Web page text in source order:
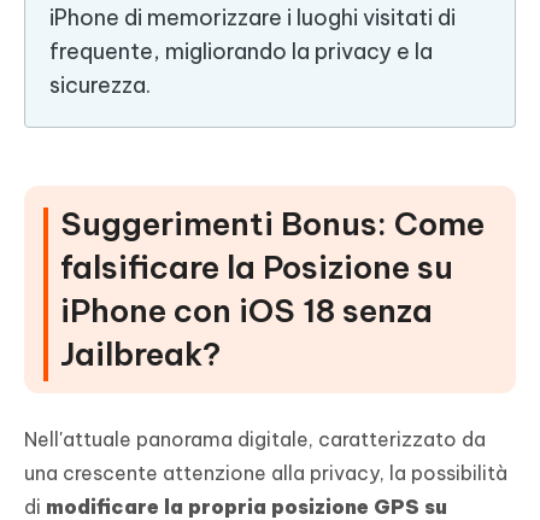
iPhone di memorizzare i luoghi visitati di
frequente, migliorando la privacy e la
sicurezza.
Suggerimenti Bonus: Come
falsificare la Posizione su
iPhone con iOS 18 senza
Jailbreak?
Nell'attuale panorama digitale, caratterizzato da
una crescente attenzione alla privacy, la possibilità
di modificare la propria posizione GPS su